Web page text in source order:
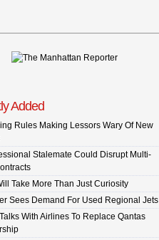
Added
Rules Making Lessors Wary Of New
Stalemate Could Disrupt Multi-
Take More Than Just Curiosity
Sees Demand For Used Regional Jets
With Airlines To Replace Qantas